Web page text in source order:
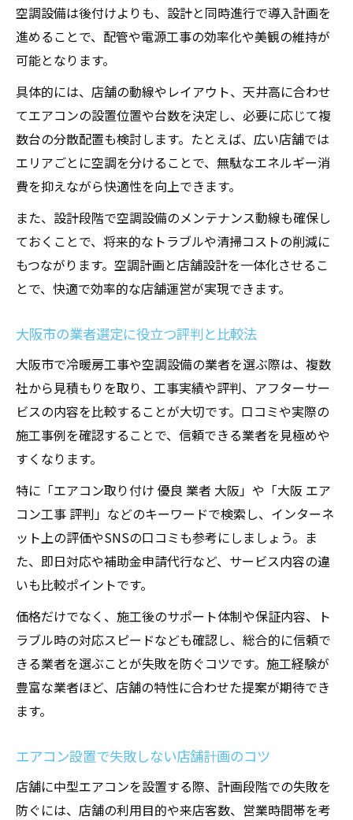
激安業者利用時に注意すべきポイント
補助金活用で賢く進める初めての計画
優良業者の選定で安心の冷暖房工事体験
空調設備専門の業者選定ポイント徹底解説
冷暖房工事の良質な口コミを見極める方法
店舗設計に強い業者の特徴と選び方
評判の高い業者との打ち合わせのコツ
空調設備は後付けよりも、設計と同時進行で導入計画を
進めることで、配管や電源工事の効率化や美観の維持が
可能となります。
具体的には、店舗の動線やレイアウト、天井高に合わせ
てエアコンの設置位置や台数を決定し、必要に応じて複
数台の分散配置も検討します。たとえば、広い店舗では
エリアごとに空調を分けることで、無駄なエネルギー消
費を抑えながら快適性を向上できます。
また、設計段階で空調設備のメンテナンス動線も確保し
ておくことで、将来的なトラブルや清掃コストの削減に
もつながります。空調計画と店舗設計を一体化させるこ
とで、快適で効率的な店舗運営が実現できます。
大阪市の業者選定に役立つ評判と比較法
大阪市で冷暖房工事や空調設備の業者を選ぶ際は、複数
社から見積もりを取り、工事実績や評判、アフターサー
ビスの内容を比較することが大切です。口コミや実際の
施工事例を確認することで、信頼できる業者を見極めや
すくなります。
特に「エアコン取り付け 優良 業者 大阪」や「大阪 エア
コン工事 評判」などのキーワードで検索し、インターネ
ット上の評価やSNSの口コミも参考にしましょう。ま
た、即日対応や補助金申請代行など、サービス内容の違
いも比較ポイントです。
価格だけでなく、施工後のサポート体制や保証内容、ト
ラブル時の対応スピードなども確認し、総合的に信頼で
きる業者を選ぶことが失敗を防ぐコツです。施工経験が
豊富な業者ほど、店舗の特性に合わせた提案が期待でき
ます。
エアコン設置で失敗しない店舗計画のコツ
店舗に中型エアコンを設置する際、計画段階での失敗を
防ぐには、店舗の利用目的や来店客数、営業時間帯を考